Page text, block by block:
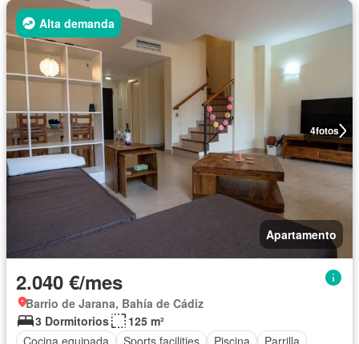
4fotos
Alta demanda
Apartamento
2.040 €/mes
Barrio de Jarana, Bahía de Cádiz
3 Dormitorios
125 m²
Cocina equipada
Sports facilities Piscina Parrilla